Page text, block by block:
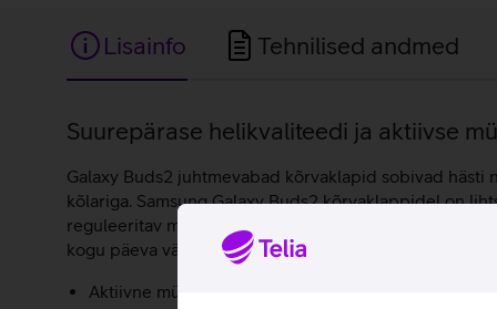
Lisainfo Tehnilised andmed
Lisainfo
Suurepärase helikvaliteedi ja aktiivse
Galaxy Buds2 juhtmevabad kõrvaklapid sobivad
kõlariga. Samsung Galaxy Buds2 kõrvaklappidel on
reguleeritav mürasummutus, mis tagab
kogu päeva vältel.
Aktiivne mürasummutus vähendab taustamüra kuni